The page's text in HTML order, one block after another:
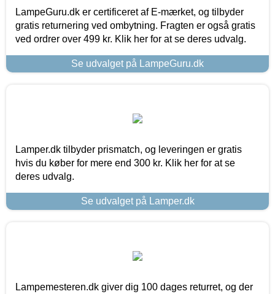
LampeGuru.dk er certificeret af E-mærket, og tilbyder
gratis returnering ved ombytning. Fragten er også gratis
ved ordrer over 499 kr. Klik her for at se deres udvalg.
Se udvalget på LampeGuru.dk
Lamper.dk tilbyder prismatch, og leveringen er gratis
hvis du køber for mere end 300 kr. Klik her for at se
deres udvalg.
Se udvalget på Lamper.dk
Lampemesteren.dk giver dig 100 dages returret, og der